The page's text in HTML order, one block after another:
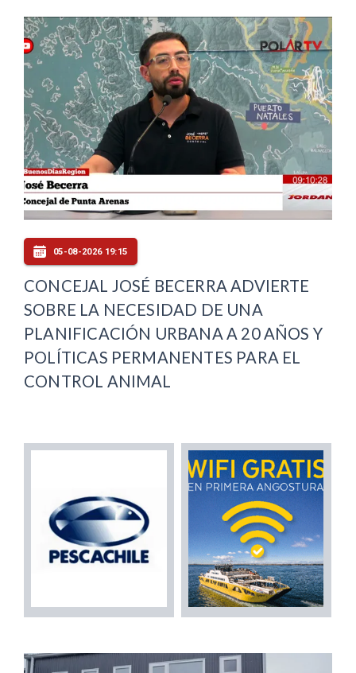
05-08-2026 19:15
CONCEJAL JOSÉ BECERRA ADVIERTE
SOBRE LA NECESIDAD DE UNA
PLANIFICACIÓN URBANA A 20 AÑOS Y
POLÍTICAS PERMANENTES PARA EL
CONTROL ANIMAL